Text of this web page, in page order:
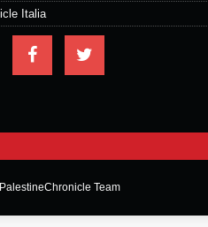
Italia
PalestineChronicle Team